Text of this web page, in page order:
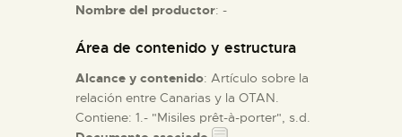
Nombre del productor: -
Área de contenido y estructura
Alcance y contenido: Artículo sobre la
relación entre Canarias y la OTAN.
Contiene: 1.- "Misiles prêt-à-porter", s.d.